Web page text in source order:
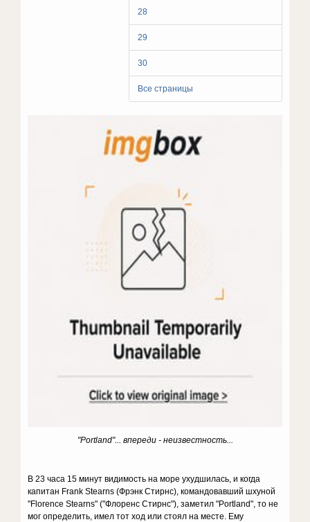
28
29
30
Все страницы
"Portland"... впереди - неизвестность...
В 23 часа 15 минут видимость на море ухудшилась, и когда
капитан Frank Stearns (Фрэнк Стирнс), командовавший шхуной
"Florence Stearns" ("Флоренс Стирнс"), заметил "Portland", то не
мог определить, имел тот ход или стоял на месте. Ему